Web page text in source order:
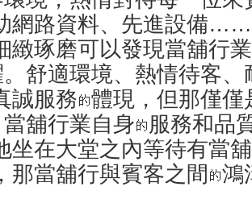
網路資料、先進設備
緻琢磨可以發現當舖行
舒適環境、熱情待客
誠服務 體現，但那僅僅
舖行業自身
服務和品
坐在大堂之內等待有當
那當舖行與賓客之間
鴻